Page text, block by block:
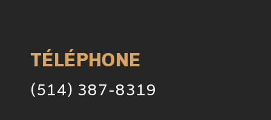
TÉLÉPHONE
(514) 387-8319